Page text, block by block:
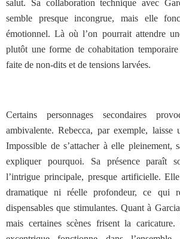
salut. Sa collaboration technique avec
semble presque incongrue, mais elle
émotionnel. Là où l’on pourrait attendre
plutôt une forme de cohabitation
faite de non-dits et de tensions larvées.
Certains personnages secondaires
ambivalente. Rebecca, par exemple, laisse
Impossible de s’attacher à elle pleinement,
expliquer pourquoi. Sa présence paraît
l’intrigue principale, presque artificielle.
dramatique ni réelle profondeur, ce qui
dispensables que stimulantes. Quant à
mais certaines scènes frisent la